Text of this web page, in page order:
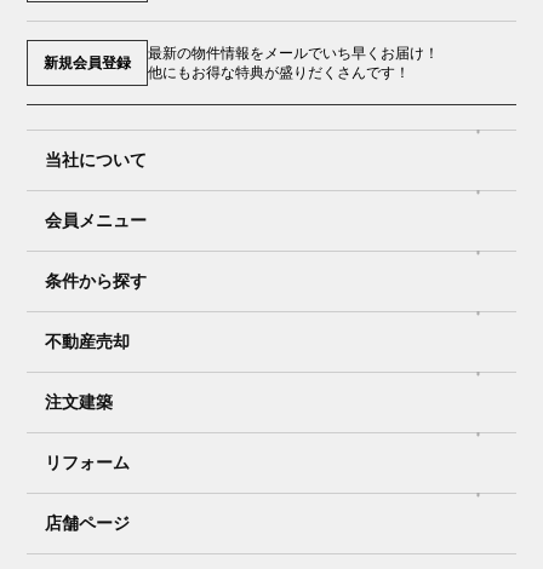
新規会員登録
最新の物件情報をメールでいち早くお届け！
他にもお得な特典が盛りだくさんです！
当社について
会員メニュー
条件から探す
不動産売却
注文建築
リフォーム
店舗ページ